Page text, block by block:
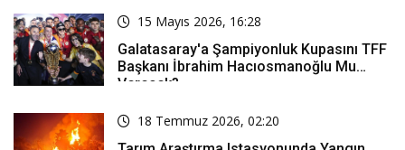
15 Mayıs 2026, 16:28
Galatasaray'a Şampiyonluk Kupasını TFF
Başkanı İbrahim Hacıosmanoğlu Mu
Verecek?
18 Temmuz 2026, 02:20